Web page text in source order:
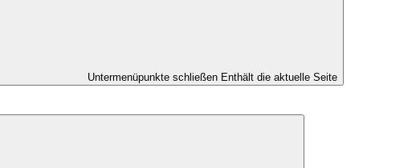
Untermenüpunkte schließen Enthält die aktuelle Seite